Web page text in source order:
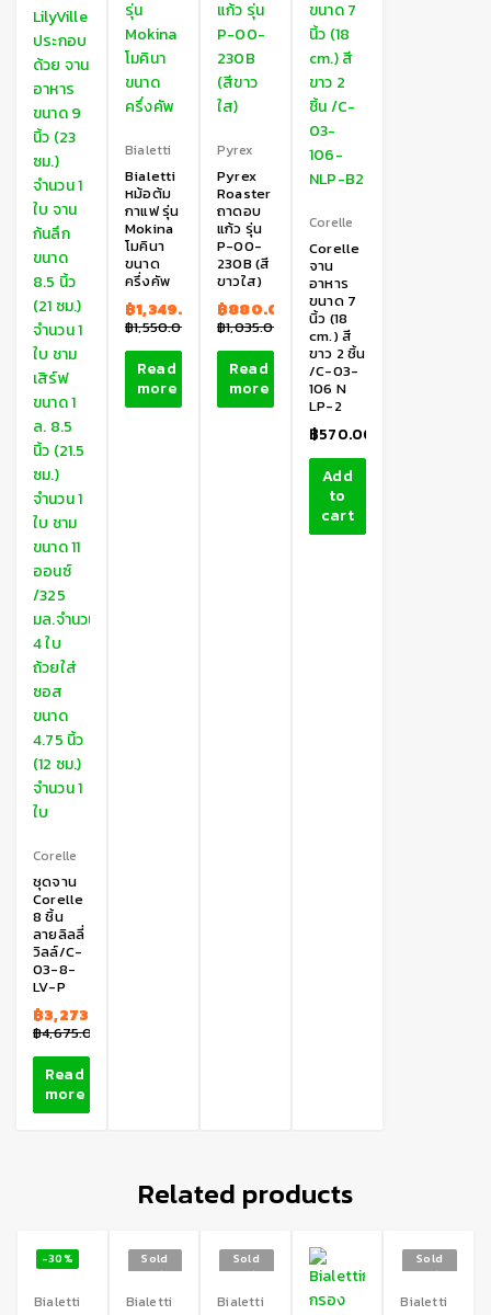
Corelle
ชุดจาน
Corelle
8 ชิ้น
ลายลิลลี่
วิลล์/C-
03-8-
LV-P
฿4,675.00
฿3,273.00
Read
more
Bialetti
Bialetti
หม้อต้ม
กาแฟ รุ่น
Mokina
โมคินา
ขนาด
ครึ่งคัพ
฿1,550.00
฿1,349.00
Read
more
Pyrex
Pyrex
Roaster
ถาดอบ
แก้ว รุ่น
P-00-
230B (สี
ขาวใส)
฿1,035.00
฿880.00
Read
more
Corelle
Corelle
จาน
อาหาร
ขนาด 7
นิ้ว (18
cm.) สี
ขาว 2 ชิ้น
/C-03-
106 N
LP-2
฿570.00
Add
to
cart
Related products
-30%
Bialetti
Sold
out
Bialetti
Sold
out
Bialetti
Sold
out
Bialetti